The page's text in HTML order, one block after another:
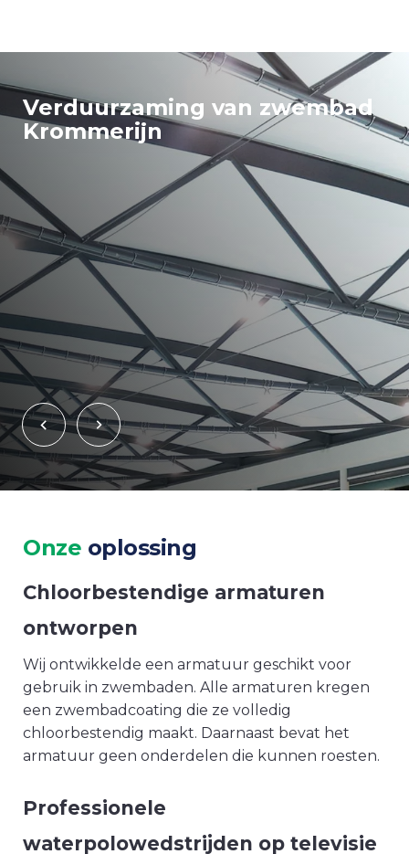
Verduurzaming van zwembad
Krommerijn
Onze oplossing
Chloorbestendige armaturen
ontworpen
Wij ontwikkelde een armatuur geschikt voor
gebruik in zwembaden. Alle armaturen kregen
een zwembadcoating die ze volledig
chloorbestendig maakt. Daarnaast bevat het
armatuur geen onderdelen die kunnen roesten.
Professionele
waterpolowedstrijden op televisie